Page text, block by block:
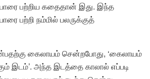
பற்றிய கதைதான் இது. இந்த
பற்றி நம்மில் பலருக்குத்
கைலாயம் சென்றபோது, ‘கைலாயம்
இடம்’. அந்த இடத்தை காலால் எப்படி